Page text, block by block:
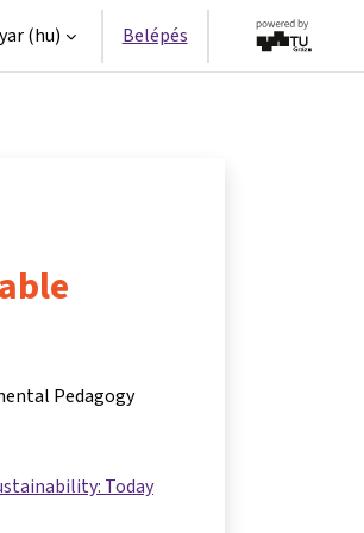
‎(hu)‎ Belépés
Pedagogy
Today